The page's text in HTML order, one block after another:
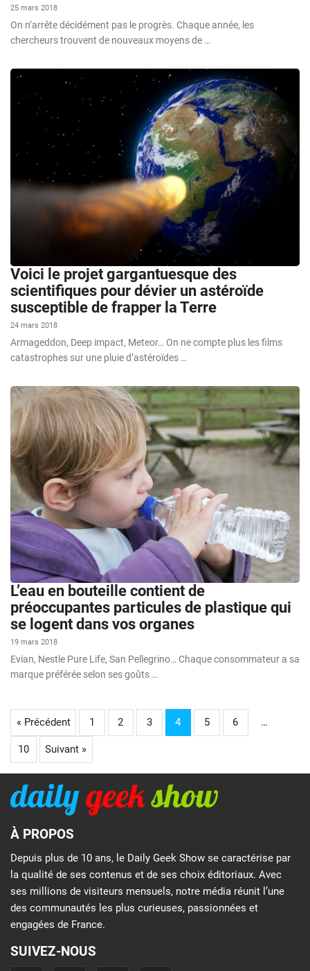
25 mars 2018
On n’arrête décidément pas le progrès. Chaque année, les
chercheurs trouvent de nouveaux moyens de …
Voici le projet gargantuesque des
scientifiques pour dévier un astéroïde
susceptible de frapper la Terre
24 mars 2018
Armageddon, Deep impact, Meteor… On ne compte plus les films
catastrophes sur une pluie d’astéroïdes …
L’eau en bouteille contient de
préoccupantes particules de plastique qui
se logent dans vos organes
19 mars 2018
Evian, Nestle Pure Life, San Pellegrino… Chaque consommateur a sa
marque préférée selon ses goûts …
« Précédent 1 2 3 4 5 6 …
10 Suivant »
À PROPOS
Depuis plus de 10 ans, le Daily Geek Show se caractérise par
la qualité de ses contenus et de ses choix éditoriaux. Avec
ses millions de visiteurs mensuels, notre média réunit l’une
des communautés les plus curieuses, passionnées et
engagées de France.
SUIVEZ-NOUS